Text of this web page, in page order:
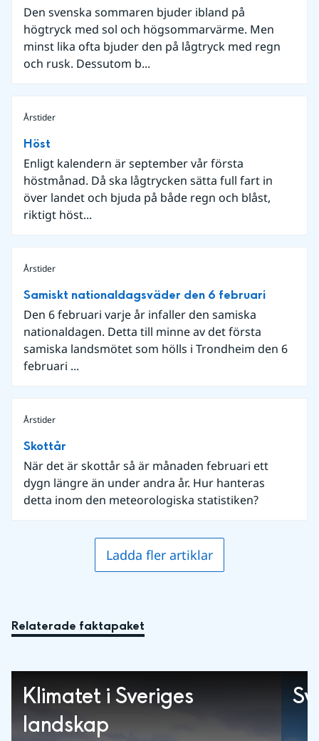
Den svenska sommaren bjuder ibland på
högtryck med sol och högsommarvärme. Men
minst lika ofta bjuder den på lågtryck med regn
och rusk. Dessutom b...
Årstider
Höst
Enligt kalendern är september vår första
höstmånad. Då ska lågtrycken sätta full fart in
över landet och bjuda på både regn och blåst,
riktigt höst...
Årstider
Samiskt nationaldagsväder den 6 februari
Den 6 februari varje år infaller den samiska
nationaldagen. Detta till minne av det första
samiska landsmötet som hölls i Trondheim den 6
februari ...
Årstider
Skottår
När det är skottår så är månaden februari ett
dygn längre än under andra år. Hur hanteras
detta inom den meteorologiska statistiken?
Ladda fler artiklar
Relaterade faktapaket
Klimatet i Sveriges
landskap